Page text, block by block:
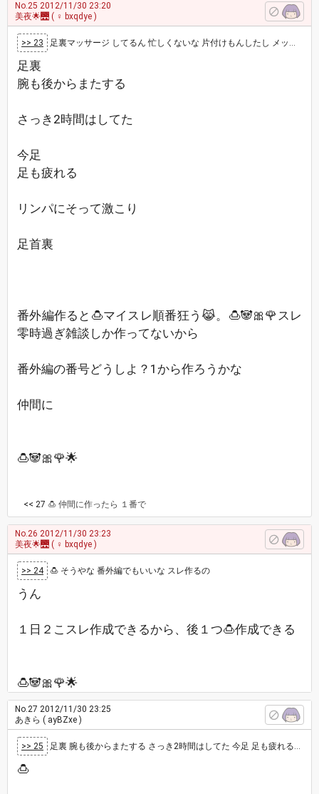
No.25 2012/11/30 23:20
美夜🌟🌉 ( ♀ bxqdye )
>> 23 足裏マッサージ してるん 忙しくないな 片付けもんしたし メッセージか レス出来るように ５１あけるか
足裏
腕も後からまたする
さっき2時間はしてた
今足
足も疲れる
リンパにそって激こり
足首裏
番外編作ると🍮マイスレ順番狂う😹。🍮🐼🎀🌹スレ
零時過ぎ雑談しか作ってないから
番外編の番号どうしよ？1から作ろうかな
仲間に
🍮🐼🎀🌹🌟
<< 27 🍮 仲間に作ったら １番で
No.26 2012/11/30 23:23
美夜🌟🌉 ( ♀ bxqdye )
>> 24 🍮 そうやな 番外編でもいいな スレ作るの
うん
１日２こスレ作成できるから、後１つ🍮作成できる
🍮🐼🎀🌹🌟
No.27 2012/11/30 23:25
あきら ( ayBZxe )
>> 25 足裏 腕も後からまたする さっき2時間はしてた 今足 足も疲れる リンパにそって激こり 足首裏 番…
🍮